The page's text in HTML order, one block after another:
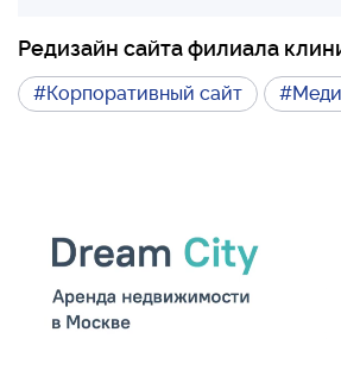
Редизайн сайта филиала
#Корпоративный сайт